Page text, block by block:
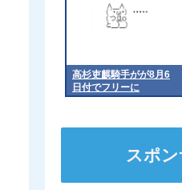
高杉吏麒騎手がが8月6
日付でフリーに
スポ